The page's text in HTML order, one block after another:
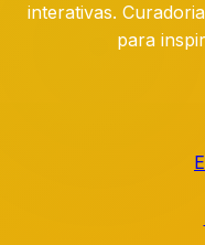
interativas.
para